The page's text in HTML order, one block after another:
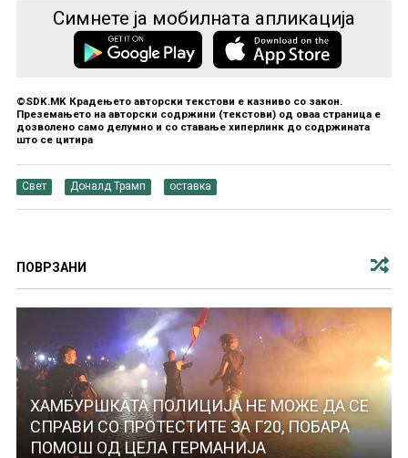
Симнете ја мобилната апликација
©SDK.MK Крадењето авторски текстови е казниво со закон.
Преземањето на авторски содржини (текстови) од оваа страница е
дозволено само делумно и со ставање хиперлинк до содржината
што се цитира
Свет Доналд Трамп оставка
ПОВРЗАНИ
ХАМБУРШКАТА ПОЛИЦИЈА НЕ МОЖЕ ДА СЕ
СПРАВИ СО ПРОТЕСТИТЕ ЗА Г20, ПОБАРА
ПОМОШ ОД ЦЕЛА ГЕРМАНИЈА